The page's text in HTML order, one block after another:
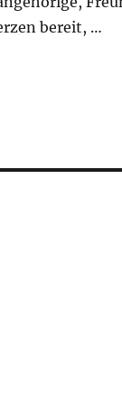
bereit, …